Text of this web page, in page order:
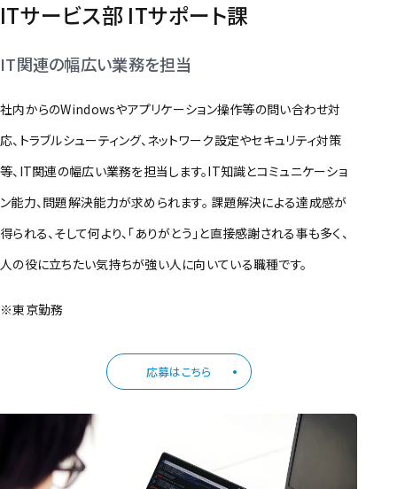
ITサービス部 ITサポート課
IT関連の幅広い業務を担当
社内からのWindowsやアプリケーション操作等の問い合わせ対
応、トラブルシューティング、ネットワーク設定やセキュリティ対策
等、IT関連の幅広い業務を担当します。IT知識とコミュニケーショ
ン能力、問題解決能力が求められます。 課題解決による達成感が
得られる、そして何より、「ありがとう」と直接感謝される事も多く、
人の役に立ちたい気持ちが強い人に向いている職種です。
※東京勤務
応募はこちら